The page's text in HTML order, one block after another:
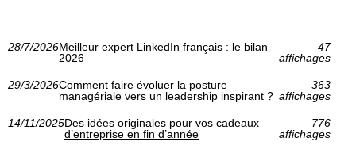
28/7/2026Meilleur expert LinkedIn français : le bilan
2026
47
affichages
29/3/2026Comment faire évoluer la posture
managériale vers un leadership inspirant ?
363
affichages
14/11/2025Des idées originales pour vos cadeaux
d’entreprise en fin d’année
776
affichages